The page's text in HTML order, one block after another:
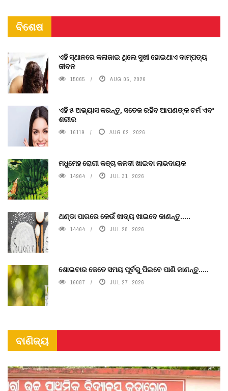
ବିଶେଷ
ଏହି ସ୍ଥାନରେ କଳାଜାଇ ଥିଲେ ସୁଖୀ ହୋଇଥାଏ ଦାମ୍ପତ୍ୟ
ଜୀବନ
15065 AUG 05, 2026
ଏହି ୫ ଅଭ୍ୟାସ କରନ୍ତୁ, ସତେଜ ରହିବ ଆପଣଙ୍କ ଚର୍ମ ଏବଂ
ଶରୀର
16119 AUG 02, 2026
ମଧୁମେହ ରୋଗୀ କଞ୍ଚା କଳଦୀ ଖାଇବା ଲାଭଦାୟକ
14964 JUL 31, 2026
ଥଣ୍ଡା ପାଗରେ କେଉଁ ଖାଦ୍ୟ ଖାଇବେ ଜାଣନ୍ତୁ.....
14464 JUL 28, 2026
ଶୋଇବାର କେତେ ସମୟ ପୂର୍ବରୁ ପିଇବେ ପାଣି ଜାଣନ୍ତୁ.....
16087 JUL 27, 2026
ବାଣିଜ୍ୟ